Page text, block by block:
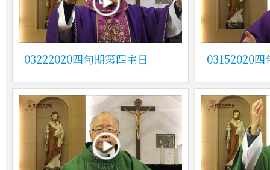
03222020四旬期第四主日 03152020四